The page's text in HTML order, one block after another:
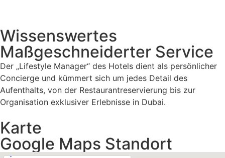
Wissenswertes
Maßgeschneiderter Service
Der „Lifestyle Manager“ des Hotels dient als persönlicher
Concierge und kümmert sich um jedes Detail des
Aufenthalts, von der Restaurantreservierung bis zur
Organisation exklusiver Erlebnisse in Dubai.
Karte
Google Maps Standort